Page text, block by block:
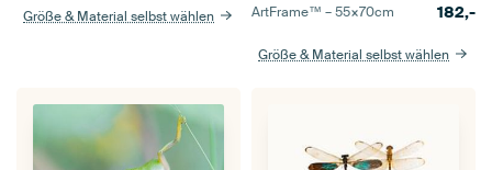
Größe & Material selbst wählen ArtFrame™ –55×70cm 182,-
Größe & Material selbst wählen